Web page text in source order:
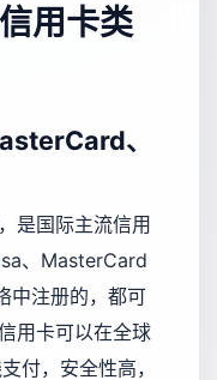
用卡类
、
是国际主流信用
、MasterCard
中注册的，都可
用卡可以在全球
付，安全性高，